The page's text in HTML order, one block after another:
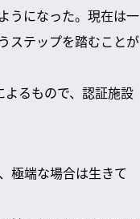
うになった。現在は一
ステップを踏むことが
るもので、認証施設
極端な場合は生きて